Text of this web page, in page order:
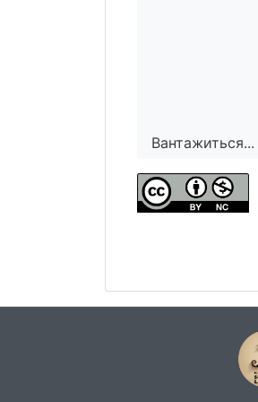
Вантажиться...
Вантажиться...